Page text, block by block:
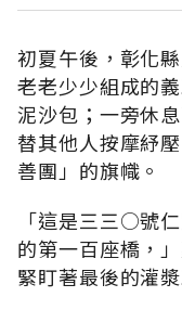
初夏午後，彰化
老老少少組成的
泥沙包；一旁休
替其他人按摩紓
善團」的旗幟。
「這是三三○號
的第一百座橋，
緊盯著最後的灌